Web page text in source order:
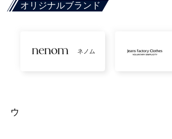
オリジナルブランド
ネノム
ウ